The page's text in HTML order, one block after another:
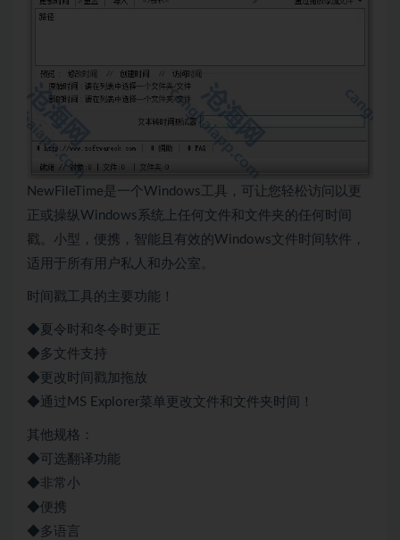
NewFileTime是一个Windows工具，可让您轻松访问以更
正或操纵Windows系统上任何文件和文件夹的任何时间
戳。小型，便携，智能且有效的Windows文件时间软件，
适用于所有用户私人和办公室。
时间戳工具的主要功能！
◆夏令时和冬令时更正
◆多文件支持
◆更改时间戳加拖放
◆通过MS Explorer菜单更改文件和文件夹时间！
其他规格：
◆可选翻译功能
◆非常小
◆便携
◆多语言